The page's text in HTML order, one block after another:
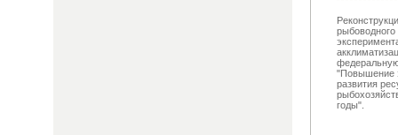
"Повышение
развития
годы".